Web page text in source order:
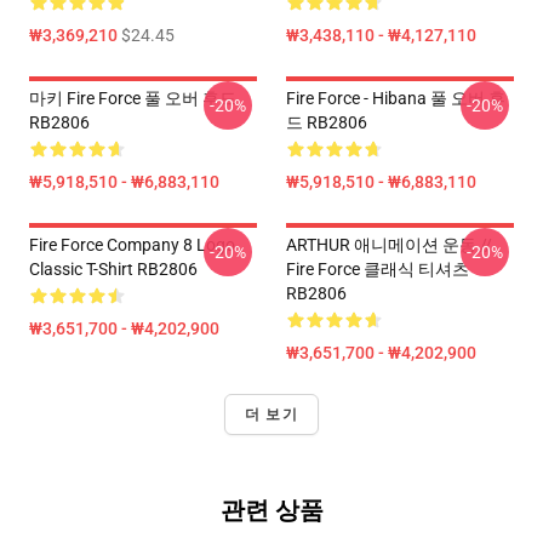
₩3,369,210$24.45 ₩3,438,110 - ₩4,127,110
마키 Fire Force 풀 오버 후드
RB2806
₩5,918,510 - ₩6,883,110
-20%
Fire Force - Hibana 풀 오버 후
드 RB2806
₩5,918,510 - ₩6,883,110
-20%
Fire Force Company 8 Logo
Classic T-Shirt RB2806
₩3,651,700 - ₩4,202,900
-20%
ARTHUR 애니메이션 운동 //
Fire Force 클래식 티셔츠
RB2806
₩3,651,700 - ₩4,202,900
-20%
더 보기
관련 상품